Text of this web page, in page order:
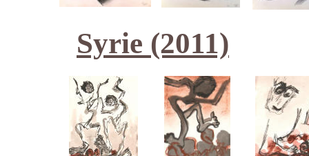
Syrie (2011)